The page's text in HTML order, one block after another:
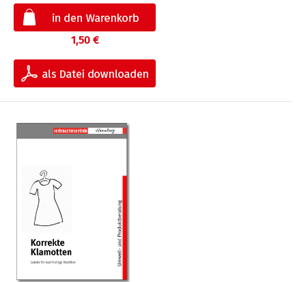
1,50 €